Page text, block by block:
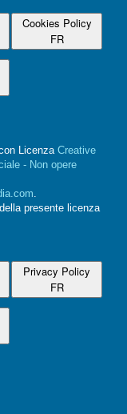
Cookies Policy
FR
Licenza Creative
- Non opere
.
presente licenza
Privacy Policy
FR